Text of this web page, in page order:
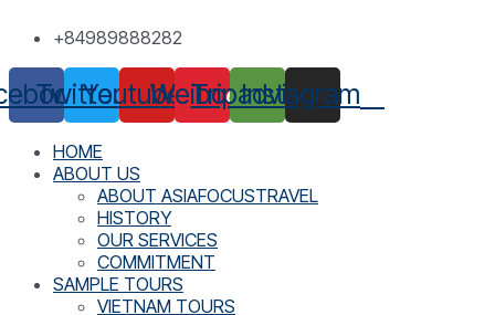
content
+84989888282
TwitterYoutubeWeiboTripadvisor
Instagram
HOME
ABOUT US
ABOUT ASIAFOCUSTRAVEL
HISTORY
OUR SERVICES
COMMITMENT
SAMPLE TOURS
VIETNAM TOURS